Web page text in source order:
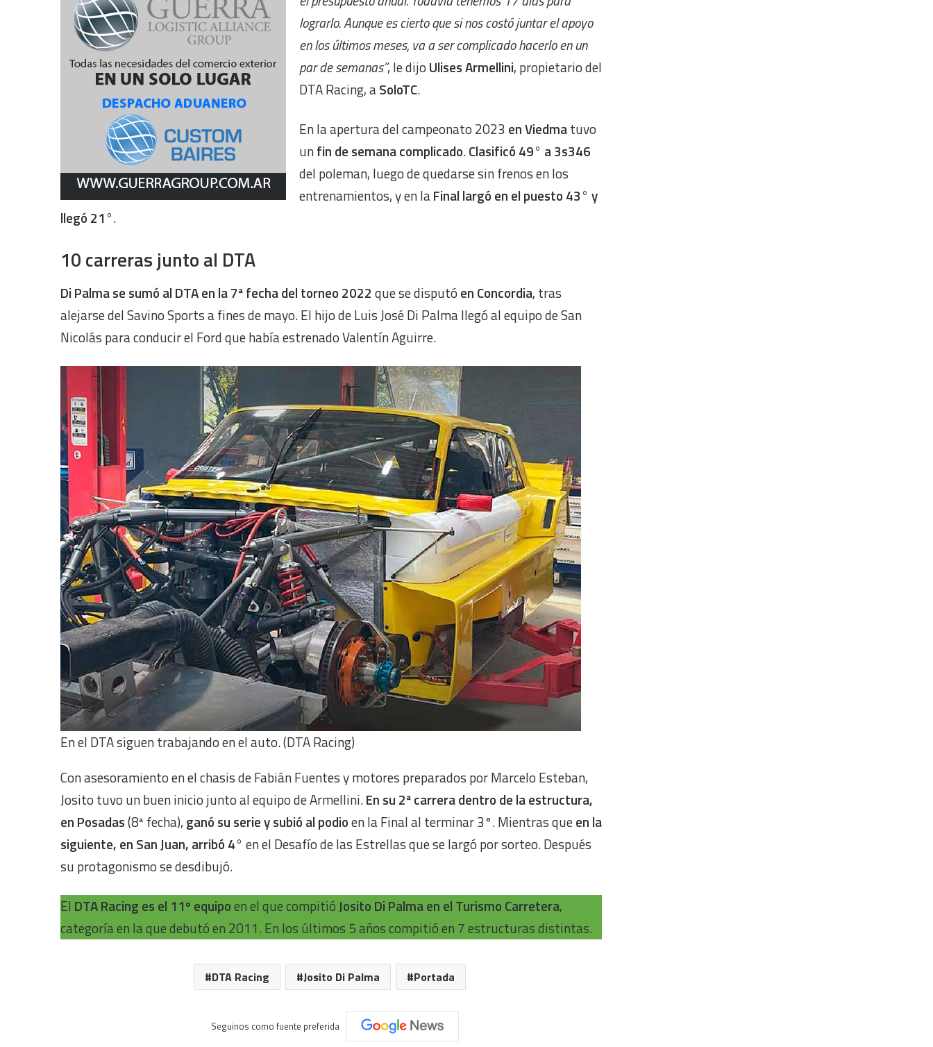
lograrlo. Aunque es cierto que si nos costó juntar el apoyo
en los últimos meses, va a ser complicado hacerlo en un
par de semanas”, le dijo Ulises Armellini, propietario del
DTA Racing, aSoloTC.
En la apertura del campeonato 2023 en Viedmatuvo
unfin de semana complicado.Clasificó 49° a 3s346
del poleman, luego de quedarse sin frenos en los
entrenamientos, y en laFinal largó en el puesto 43° y
llegó 21°.
10 carreras junto al DTA
Di Palma se sumó al DTA en la 7ª fecha del torneo 2022 que se disputó en Concordia, tras
alejarse del Savino Sports a fines de mayo. El hijo de Luis José Di Palma llegó al equipo de San
Nicolás para conducir el Ford que había estrenado Valentín Aguirre.
En el DTA siguen trabajando en el auto. (DTA Racing)
Con asesoramiento en el chasis de Fabián Fuentes y motores preparados por Marcelo Esteban,
Josito tuvo un buen inicio junto al equipo de Armellini.En su 2ª carrera dentro de la estructura,
en Posadas(8ª fecha), ganó su serie y subió al podioen la Final al terminar 3°. Mientras queen la
siguiente, en San Juan, arribó 4° en el Desafío de las Estrellas que se largó por sorteo. Después
su protagonismo se desdibujó.
El DTA Racing es el 11º equipoen el que compitió Josito Di Palma en el Turismo Carretera,
categoría en la que debutó en 2011. En los últimos 5 años compitió en 7 estructuras distintas.
DTA Racing Josito Di Palma Portada
Seguinos como fuente preferida